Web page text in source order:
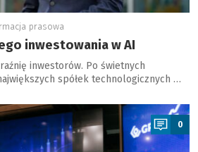
prasowa
inwestowania w AI
inwestorów. Po świetnych
spółek technologicznych …
0